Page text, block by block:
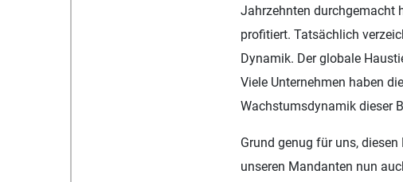
Jahrzehnten durchgemacht
profitiert. Tatsächlich
Dynamik. Der globale
Viele Unternehmen haben
Wachstumsdynamik dieser
Grund genug für uns,
unseren Mandanten nun